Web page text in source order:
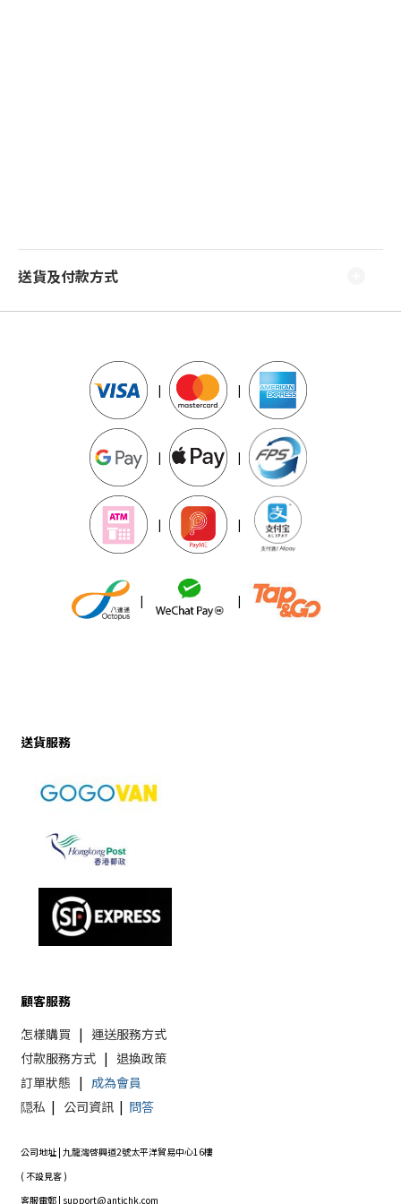
送貨及付款方式
| |
| |
| |
| |
送貨服務
顧客服務
怎樣購買 | 運送服務方式
付款服務方式 | 退換政策
訂單狀態 | 成為會員
隠私 | 公司資訊 | 問答
公司地址 | 九龍灣啓興道2號太平洋貿易中心16樓
( 不設見客 )
客服電郵 | support@antichk.com